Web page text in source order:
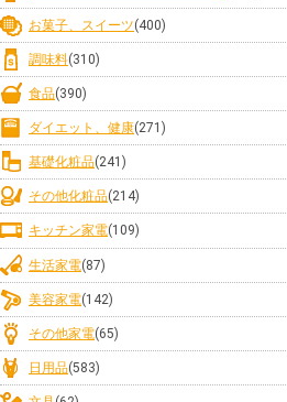
お菓子、スイーツ(400)
調味料(310)
食品(390)
ダイエット、健康(271)
基礎化粧品(241)
その他化粧品(214)
キッチン家電(109)
生活家電(87)
美容家電(142)
その他家電(65)
日用品(583)